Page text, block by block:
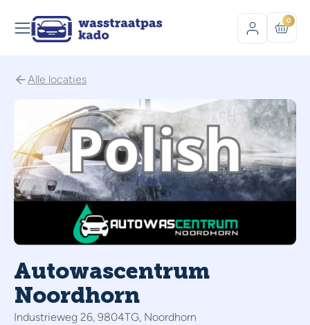
0
Alle locaties
Autowascentrum
Noordhorn
Industrieweg 26, 9804TG, Noordhorn